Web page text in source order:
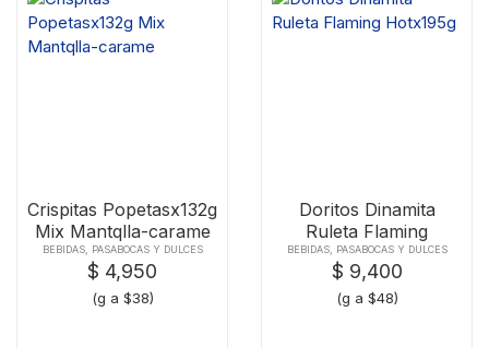
Crispitas Popetasx132g
Mix Mantqlla-carame
BEBIDAS, PASABOCAS Y DULCES
$ 4,950
(g a $38)
Doritos Dinamita
Ruleta Flaming
Hotx195g
BEBIDAS, PASABOCAS Y DULCES
$ 9,400
(g a $48)